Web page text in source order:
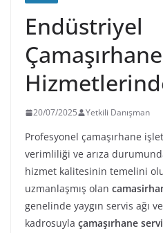
Endüstriyel
Çamaşırhane
20/07/2025 Yetkili Danışman
Profesyonel çamaşırhane
verimliliği ve arıza
hizmet kalitesinin temelini
uzmanlaşmış olan
genelinde yaygın servis ağı
kadrosuyla çamaşırhane